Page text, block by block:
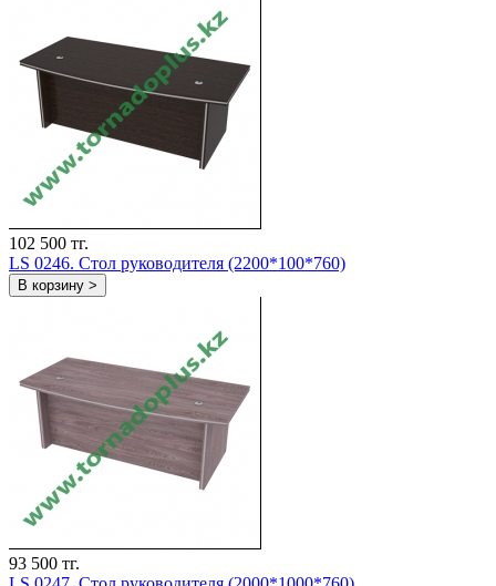
102 500 тг.
LS 0246. Стол руководителя (2200*100*760)
В корзину >
93 500 тг.